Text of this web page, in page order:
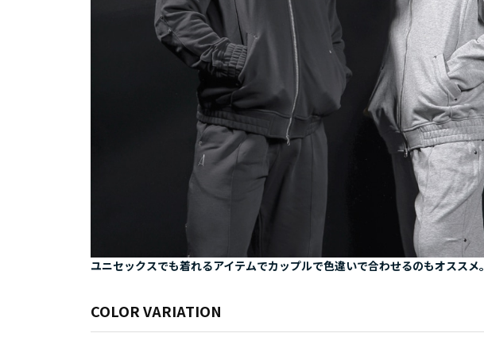
ユニセックスでも着れるアイテムでカップルで色違いで合わせるのもオススメ。
COLOR VARIATION